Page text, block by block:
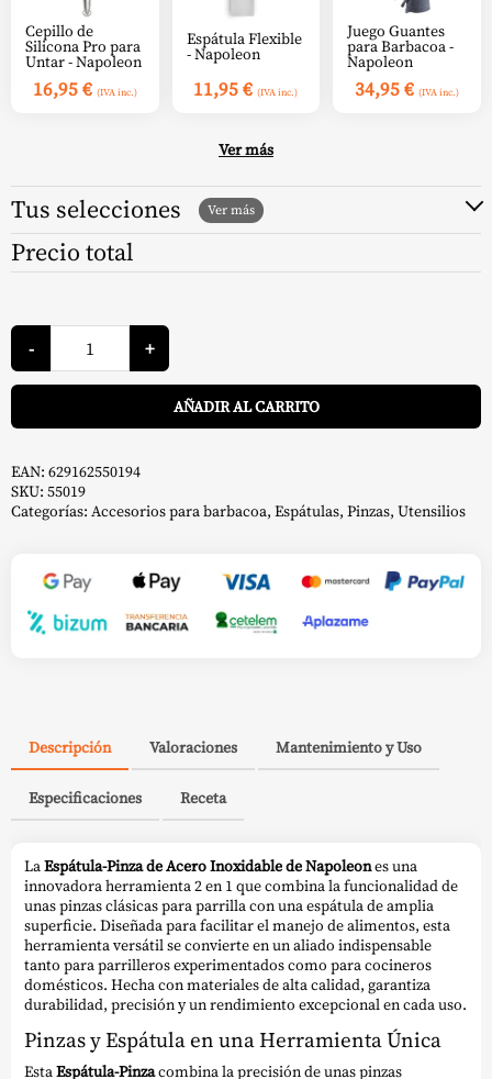
Cepillo de
Silicona Pro para
Untar - Napoleon
16,95€ (IVA inc.)
Espátula Flexible
- Napoleon
11,95€ (IVA inc.)
Juego Guantes
para Barbacoa -
Napoleon
34,95€ (IVA inc.)
Ver más
Tus selecciones
Precio total
-
Espátula-
Pinza
de
Acero
Inoxidable
Napoleon
+
AÑADIR AL CARRITO
EAN: 629162550194
SKU: 55019
Categorías: Accesorios para barbacoa, Espátulas, Pinzas, Utensilios
Descripción Valoraciones Mantenimiento y Uso
Especificaciones Receta
LaEspátula-Pinza de Acero Inoxidable de Napoleones una
innovadora herramienta 2 en 1 que combina la funcionalidad de
unas pinzas clásicas para parrilla con una espátula de amplia
superficie. Diseñada para facilitar el manejo de alimentos, esta
herramienta versátil se convierte en un aliado indispensable
tanto para parrilleros experimentados como para cocineros
domésticos. Hecha con materiales de alta calidad, garantiza
durabilidad, precisión y un rendimiento excepcional en cada uso.
Pinzas y Espátula en una Herramienta Única
EstaEspátula-Pinzacombina la precisión de unas pinzas